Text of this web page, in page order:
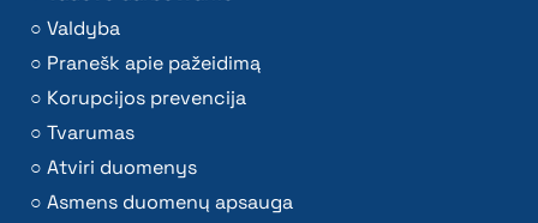
Valdyba
Pranešk apie pažeidimą
Korupcijos prevencija
Tvarumas
Atviri duomenys
Asmens duomenų apsauga